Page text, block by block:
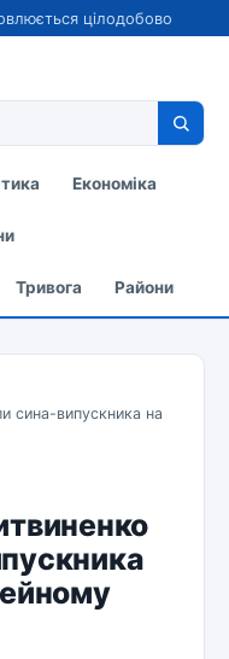
цілодобово
Економіка
Тривога Райони
сина-випускника на